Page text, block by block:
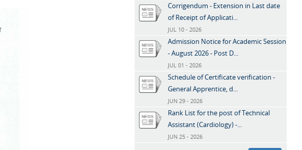
Corrigendum - Extension in Last date
of Receipt of Applicati...
JUL 10 - 2026
Admission Notice for Academic Session
- August 2026 - Post D...
JUL 01 - 2026
Schedule of Certificate verification -
General Apprentice, d...
JUN 29 - 2026
Rank List for the post of Technical
Assistant (Cardiology) -...
JUN 25 - 2026